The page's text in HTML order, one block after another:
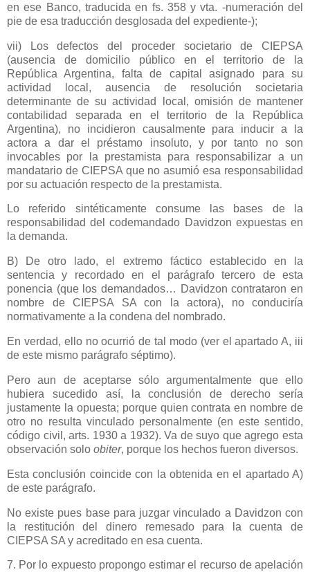
en ese Banco, traducida en fs. 358 y vta. -numeración del
pie de esa traducción desglosada del expediente-);
vii) Los defectos del proceder societario de CIEPSA
(ausencia de domicilio público en el territorio de
la
República Argentina, falta de capital asignado para su
actividad local, ausencia de resolución societaria
determinante de su actividad local, omisión de mantener
contabilidad separada en el territorio de
la República
Argentina), no incidieron causalmente para inducir a la
actora a dar el préstamo insoluto, y por tanto no son
invocables por la prestamista para responsabilizar a un
mandatario de CIEPSA que no asumió esa responsabilidad
por su actuación respecto de la prestamista.
Lo referido sintéticamente consume las bases de la
responsabilidad del codemandado Davidzon expuestas en
la demanda.
B) De otro lado, el extremo fáctico establecido en la
sentencia y recordado en el parágrafo tercero de esta
ponencia (que los demandados… Davidzon contrataron en
nombre de CIEPSA SA con la actora), no conduciría
normativamente a la condena del nombrado.
En verdad, ello no ocurrió de tal modo (ver el apartado A, iii
de este mismo parágrafo séptimo).
Pero aun de aceptarse sólo argumentalmente que ello
hubiera sucedido así, la conclusión de derecho sería
justamente la opuesta; porque quien contrata en nombre de
otro no resulta vinculado personalmente (en este sentido,
código civil, arts. 1930 a 1932). Va de suyo que agrego esta
observación solo obiter, porque los hechos fueron diversos.
Esta conclusión coincide con la obtenida en el apartado A)
de este parágrafo.
No existe pues base para juzgar vinculado a Davidzon con
la restitución del dinero remesado para la cuenta de
CIEPSA SA y acreditado en esa cuenta.
7. Por lo expuesto propongo estimar el recurso de apelación